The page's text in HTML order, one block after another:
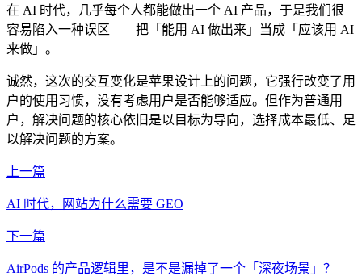
在 AI 时代，几乎每个人都能做出一个 AI 产品，于是我们很
容易陷入一种误区——把「能用 AI 做出来」当成「应该用 AI
来做」。
诚然，这次的交互变化是苹果设计上的问题，它强行改变了用
户的使用习惯，没有考虑用户是否能够适应。但作为普通用
户，解决问题的核心依旧是以目标为导向，选择成本最低、足
以解决问题的方案。
上一篇
AI 时代，网站为什么需要 GEO
下一篇
AirPods 的产品逻辑里，是不是漏掉了一个「深夜场景」？